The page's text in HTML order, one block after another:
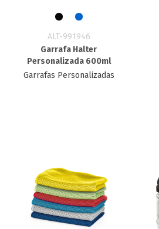
ALT-991946
Garrafa Halter
Personalizada 600ml
Garrafas Personalizadas